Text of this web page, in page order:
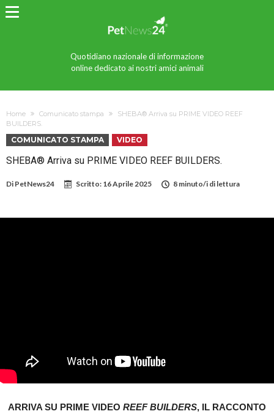
Quotidiano nazionale di informazione
online dedicato ai nostri amici animali
Home Comunicato stampa
SHEBA® Arriva su PRIME VIDEO REEF
BUILDERS.
COMUNICATO STAMPA VIDEO
SHEBA® Arriva su PRIME VIDEO REEF BUILDERS.
Di PetNews24 Scritto: 16 Aprile 2025 8 minuto/i di lettura
ARRIVA SU PRIME VIDEO REEF BUILDERS, IL RACCONTO